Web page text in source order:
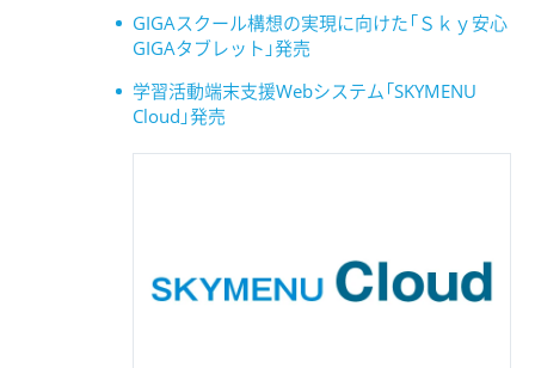
GIGAスクール構想の実現に向けた「Ｓｋｙ安心
GIGAタブレット」発売
学習活動端末支援Webシステム「SKYMENU
Cloud」発売